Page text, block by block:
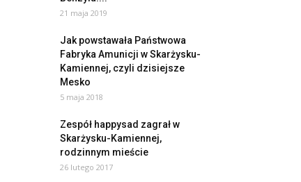
21 maja 2019
Jak powstawała Państwowa
Fabryka Amunicji w Skarżysku-
Kamiennej, czyli dzisiejsze
Mesko
5 maja 2018
Zespół happysad zagrał w
Skarżysku-Kamiennej,
rodzinnym mieście
26 lutego 2017